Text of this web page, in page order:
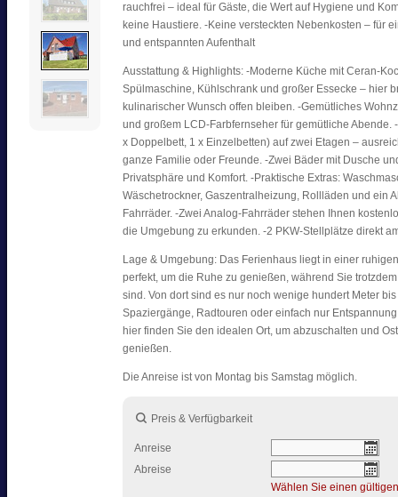
rauchfrei – ideal für Gäste, die Wert auf Hygiene und
keine Haustiere. -Keine versteckten Nebenkosten – für
und entspannten Aufenthalt
Ausstattung & Highlights: -Moderne Küche mit Ceran-
Spülmaschine, Kühlschrank und großer Essecke – hier
kulinarischer Wunsch offen bleiben. -Gemütliches
und großem LCD-Farbfernseher für gemütliche Abende.
x Doppelbett, 1 x Einzelbetten) auf zwei Etagen –
ganze Familie oder Freunde. -Zwei Bäder mit Dusche
Privatsphäre und Komfort. -Praktische Extras:
Wäschetrockner, Gaszentralheizung, Rollläden und ein
Fahrräder. -Zwei Analog-Fahrräder stehen Ihnen
die Umgebung zu erkunden. -2 PKW-Stellplätze direkt
Lage & Umgebung: Das Ferienhaus liegt in einer
perfekt, um die Ruhe zu genießen, während Sie
sind. Von dort sind es nur noch wenige hundert Meter
Spaziergänge, Radtouren oder einfach nur
hier finden Sie den idealen Ort, um abzuschalten und
genießen.
Die Anreise ist von Montag bis Samstag möglich.
Preis & Verfügbarkeit
Anreise
Abreise
Wählen Sie einen